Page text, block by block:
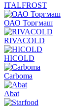
ITALFROST
ОАО Торгмаш
RIVACOLD
HICOLD
Carboma
Abat